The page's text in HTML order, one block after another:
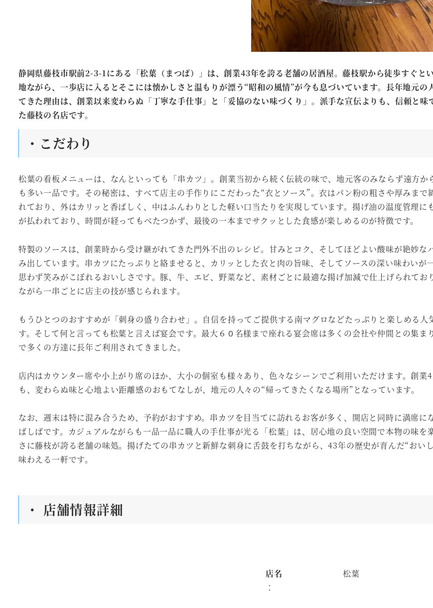
静岡県藤枝市駅前2-3-1にある「松葉（まつば）」は、創業43年を誇る老舗の居酒屋。藤枝駅から徒歩すぐと
地ながら、一歩店に入るとそこには懐かしさと温もりが漂う“昭和の風情”が今も息づいています。長年地元の
てきた理由は、創業以来変わらぬ「丁寧な手仕事」と「妥協のない味づくり」。派手な宣伝よりも、信頼と味
た藤枝の名店です。
・こだわり
松葉の看板メニューは、なんといっても「串カツ」。創業当初から続く伝統の味で、地元客のみならず遠方か
も多い一品です。その秘密は、すべて店主の手作りにこだわった“衣とソース”。衣はパン粉の粗さや厚みまで
れており、外はカリッと香ばしく、中はふんわりとした軽い口当たりを実現しています。揚げ油の温度管理に
が払われており、時間が経ってもべたつかず、最後の一本までサクッとした食感が楽しめるのが特徴です。
特製のソースは、創業時から受け継がれてきた門外不出のレシピ。甘みとコク、そしてほどよい酸味が絶妙な
み出しています。串カツにたっぷりと絡ませると、カリッとした衣と肉の旨味、そしてソースの深い味わいが
思わず笑みがこぼれるおいしさです。豚、牛、エビ、野菜など、素材ごとに最適な揚げ加減で仕上げられてお
ながら一串ごとに店主の技が感じられます。
もうひとつのおすすめが「刺身の盛り合わせ」。自信を持ってご提供する南マグロなどたっぷりと楽しめる人
す。そして何と言っても松葉と言えば宴会です。最大６０名様まで座れる宴会席は多くの会社や仲間との集ま
で多くの方達に長年ご利用されてきました。
店内はカウンター席や小上がり席のほか、大小の個室も様々あり、色々なシーンでご利用いただけます。創業
も、変わらぬ味と心地よい距離感のおもてなしが、地元の人々の“帰ってきたくなる場所”となっています。
なお、週末は特に混み合うため、予約がおすすめ。串カツを目当てに訪れるお客が多く、開店と同時に満席に
ばしばです。カジュアルながらも一品一品に職人の手仕事が光る「松葉」は、居心地の良い空間で本物の味を
さに藤枝が誇る老舗の味処。揚げたての串カツと新鮮な刺身に舌鼓を打ちながら、43年の歴史が育んだ“おい
味わえる一軒です。
・ 店舗情報詳細
店名
：
松葉